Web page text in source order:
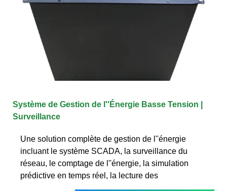
Système de Gestion de l''Énergie Basse Tension |
Surveillance
Une solution complète de gestion de l''énergie
incluant le système SCADA, la surveillance du
réseau, le comptage de l''énergie, la simulation
prédictive en temps réel, la lecture des